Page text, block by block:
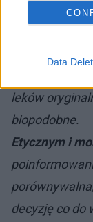
Data
Postęp w
użyteczne w
leków
biopodobne.
Etycznym i
decyzję co do